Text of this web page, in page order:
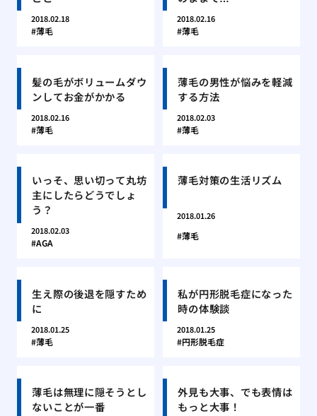
2018.02.18
薄毛
2018.02.16
薄毛
髪の毛がボリュームダウ
ンしてお金がかかる
2018.02.16
薄毛
薄毛の男性が悩みを軽減
する方法
2018.02.03
薄毛
いっそ、思い切って丸坊
主にしたらどうでしょ
う？
2018.02.03
AGA
薄毛対策の生活リズム
2018.01.26
薄毛
生え際の後退を隠すため
に
2018.01.25
薄毛
私が円形脱毛症になった
時の体験談
2018.01.25
円形脱毛症
薄毛は無理に隠そうとし
ないことが一番
外見も大事、でも表情は
もっと大事！